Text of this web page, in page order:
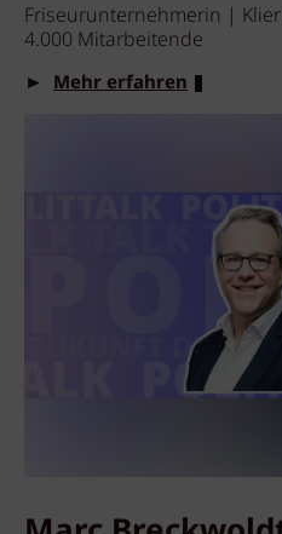
Friseurunternehmerin |
4.000 Mitarbeitende
► Mehr erfahren